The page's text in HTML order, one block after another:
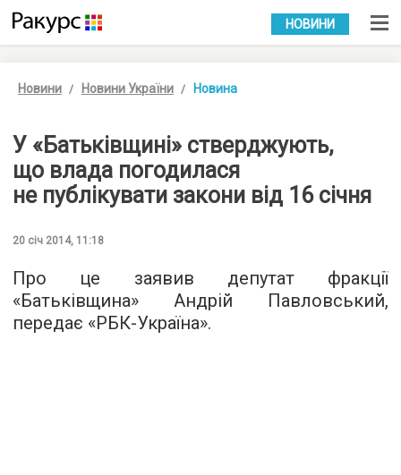
УКР РУС
НОВИНИ
Новини Новини України Новина
У «Батьківщині» стверджують,
що влада погодилася
не публікувати закони від 16 січня
20 січ 2014, 11:18
Про це заявив депутат фракції
«Батьківщина» Андрій Павловський,
передає «РБК-Україна».